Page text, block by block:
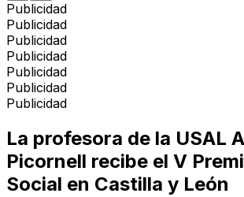
Publicidad
Publicidad
Publicidad
Publicidad
Publicidad
Publicidad
Publicidad
La profesora de la USAL
Picornell recibe el V
Social en Castilla y León